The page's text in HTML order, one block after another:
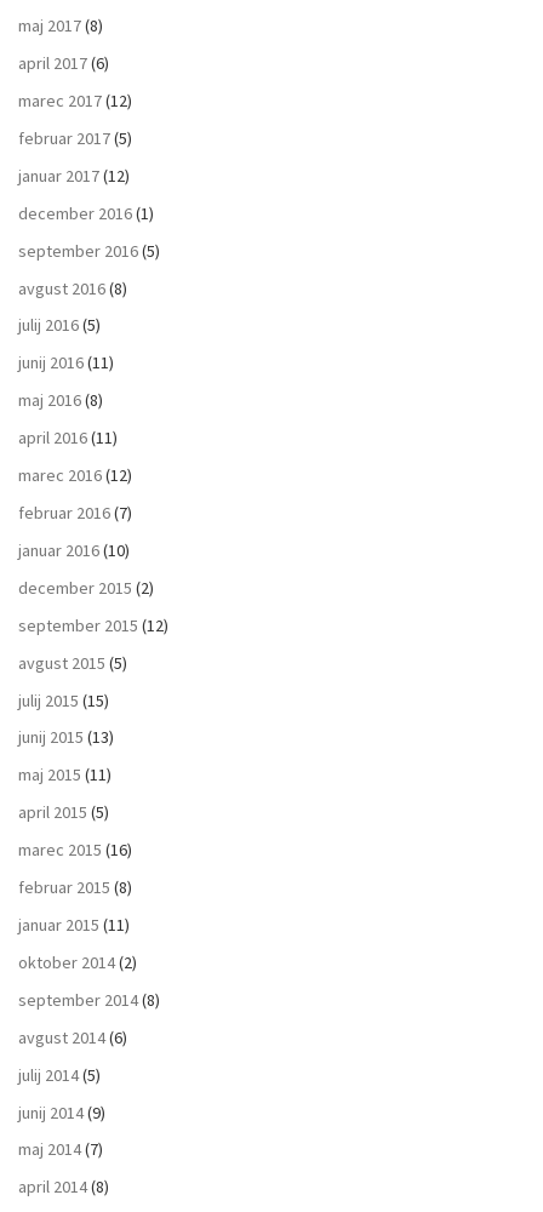
maj 2017(8)
april 2017(6)
marec 2017(12)
februar 2017(5)
januar 2017(12)
december 2016(1)
september 2016(5)
avgust 2016(8)
julij 2016(5)
junij 2016(11)
maj 2016(8)
april 2016(11)
marec 2016(12)
februar 2016(7)
januar 2016(10)
december 2015 (2)
september 2015 (12)
avgust 2015 (5)
julij 2015 (15)
junij 2015 (13)
maj 2015 (11)
april 2015 (5)
marec 2015 (16)
februar 2015 (8)
januar 2015 (11)
oktober 2014(2)
september 2014(8)
avgust 2014(6)
julij 2014(5)
junij 2014(9)
maj 2014(7)
april 2014(8)